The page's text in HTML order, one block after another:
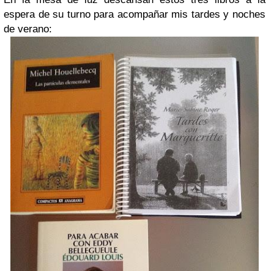
espera de su turno para acompañar mis tardes y noches
de verano: